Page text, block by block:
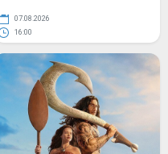
07.08.2026
16:00